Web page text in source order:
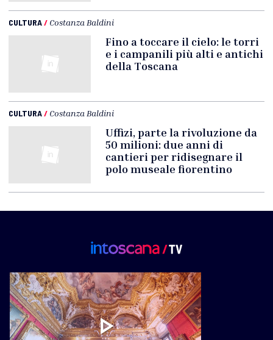
CULTURA/ Costanza Baldini
Fino a toccare il cielo: le torri
e i campanili più alti e antichi
della Toscana
CULTURA/ Costanza Baldini
Uffizi, parte la rivoluzione da
50 milioni: due anni di
cantieri per ridisegnare il
polo museale fiorentino